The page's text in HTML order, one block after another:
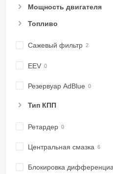
Мощность двигателя
Топливо
Сажевый фильтр
EEV
Резервуар AdBlue
Тип КПП
Ретардер
Центральная смазка
Блокировка